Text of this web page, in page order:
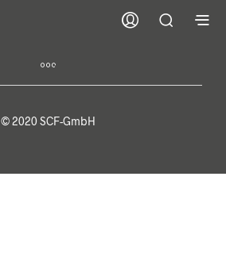
© 2020 SCF-GmbH